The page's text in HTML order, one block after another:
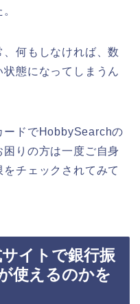
何もしなければ、数
態になってしまうん
ードでHobbySearchの
りの方は一度ご自身
チェックされてみて
イトで銀行振
使えるのかを